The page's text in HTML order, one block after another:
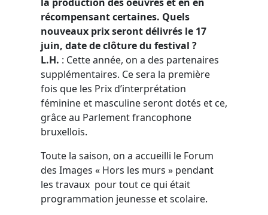
récompensant certaines. Quels
nouveaux prix seront délivrés le 17
juin, date de clôture du festival ?
L.H. : Cette année, on a des partenaires
supplémentaires. Ce sera la première
fois que les Prix d’interprétation
féminine et masculine seront dotés et ce,
grâce au Parlement francophone
bruxellois.
Toute la saison, on a accueilli le Forum
des Images « Hors les murs » pendant
les travaux pour tout ce qui était
programmation jeunesse et scolaire.